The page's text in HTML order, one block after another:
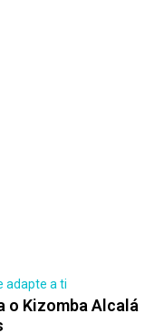
adapte a ti
o Kizomba Alcalá